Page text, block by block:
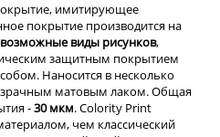
имитирующее
покрытие производится на
виды рисунков,
защитным покрытием
Наносится в несколько
матовым лаком. Общая
-30 мкм. Colority Print
чем классический